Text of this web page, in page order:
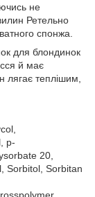
не
Ретельно
спонжа.
для блондинок
й має
лягає теплішим,
p-
20,
Sorbitol, Sorbitan